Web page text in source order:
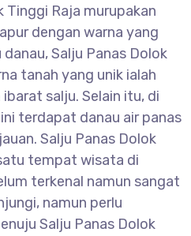
Tinggi Raja murupakan
dengan warna yang
Salju Panas Dolok
tanah yang unik ialah
salju. Selain itu, di
terdapat danau air panas
Salju Panas Dolok
tempat wisata di
terkenal namun sangat
namun perlu
Salju Panas Dolok